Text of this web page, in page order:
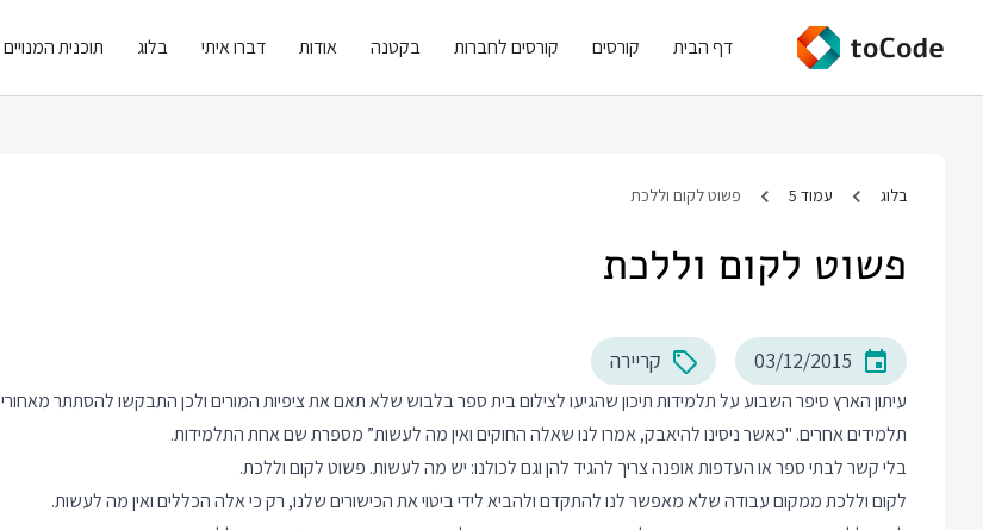
דף הבית קורסים קורסים לחברות בקטנה אודות דברו איתי בלוג תוכנית המנויים
בלוג עמוד 5 פשוט לקום וללכת
פשוט לקום וללכת
03/12/2015 קריירה
עיתון הארץ סיפר השבוע על תלמידות תיכון שהגיעו לצילום בית ספר בלבוש שלא תאם את ציפיות המורים ולכן התבקשו להסתתר מאחורי
תלמידים אחרים. "כאשר ניסינו להיאבק, אמרו לנו שאלה החוקים ואין מה לעשות” מספרת שם אחת התלמידות.
בלי קשר לבתי ספר או העדפות אופנה צריך להגיד להן וגם לכולנו: יש מה לעשות. פשוט לקום וללכת.
לקום וללכת ממקום עבודה שלא מאפשר לנו להתקדם ולהביא לידי ביטוי את הכישורים שלנו, רק כי אלה הכללים ואין מה לעשות.